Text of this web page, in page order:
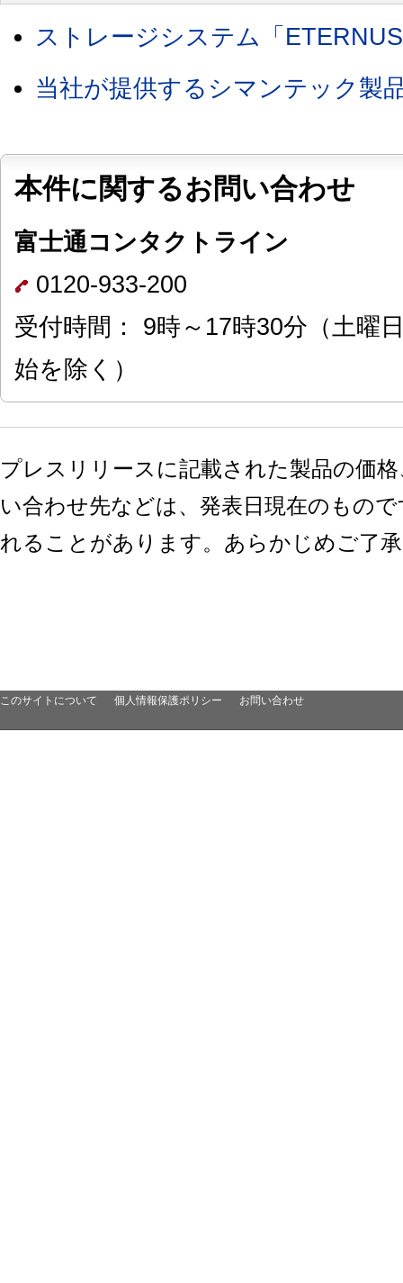
ストレージシステム「
当社が提供するシマンテック製
本件に関するお問い合わせ
富士通コンタクトライン
0120-933-200
受付時間： 9時～17時30分（土曜
始を除く）
プレスリリースに記載された製品の価
い合わせ先などは、発表日現在のもの
れることがあります。あらかじめご了
このサイトについて 個人情報保護ポリシー お問い合わせ